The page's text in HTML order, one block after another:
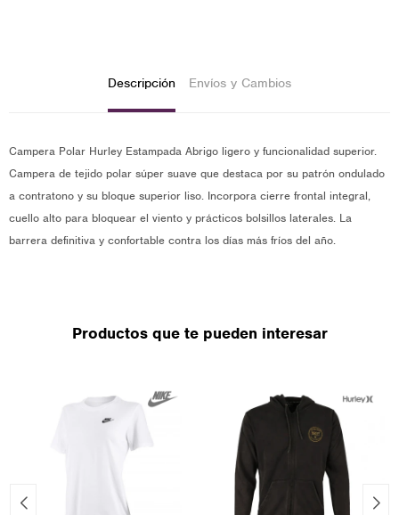
Descripción Envíos y Cambios
Campera Polar Hurley Estampada Abrigo ligero y funcionalidad superior.
Campera de tejido polar súper suave que destaca por su patrón ondulado
a contratono y su bloque superior liso. Incorpora cierre frontal integral,
cuello alto para bloquear el viento y prácticos bolsillos laterales. La
barrera definitiva y confortable contra los días más fríos del año.
Productos que te pueden interesar